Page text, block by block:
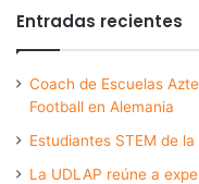
Entradas recientes
Coach de Escuelas
Football en Alemania
Estudiantes STEM de
La UDLAP reúne a